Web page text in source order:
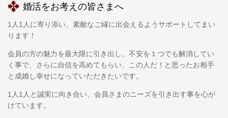
婚活をお考えの皆さまへ
1人1人に寄り添い、素敵なご縁に出会えるようサポートしてまい
ります！
会員の方の魅力を最大限に引き出し、不安を１つでも解消してい
く事で、さらに自信を高めてもらい、この人だ！と思ったお相手
と成婚し幸せになっていただきたいです。
1人1人と誠実に向き合い、会員さまのニーズを引き出す事を心が
けています。